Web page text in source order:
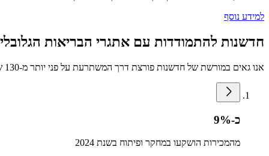
למידע נוסף
חדשנות להתמודדות עם אתגרי הבריאות
אנו גאים במורשת של חדשנות פורצת דרך המשתרעת על פני יותר מ-130 שנה. חדשנות משמעותית — המתמקדת בצורכי הלקוחות שלנו — ממשיכה לעמוד בלב כל מה שאנו עושים.
כ-9%
מהמכירות הושקעו במחקר ופיתוח בשנת 2024